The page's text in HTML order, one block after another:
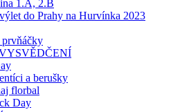
1.A, 2.B
do Prahy na Hurvínka 2023
prvňáčky
a berušky
florbal
Day